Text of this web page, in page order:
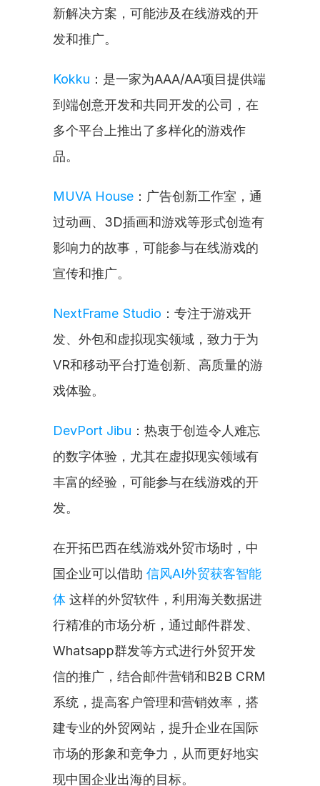
新解决方案，可能涉及在线游戏的开
发和推广。
Kokku ：是一家为AAA/AA项目提供端
到端创意开发和共同开发的公司，在
多个平台上推出了多样化的游戏作
品。
MUVA House ：广告创新工作室，通
过动画、3D插画和游戏等形式创造有
影响力的故事，可能参与在线游戏的
宣传和推广。
NextFrame Studio ：专注于游戏开
发、外包和虚拟现实领域，致力于为
VR和移动平台打造创新、高质量的游
戏体验。
DevPort Jibu ：热衷于创造令人难忘
的数字体验，尤其在虚拟现实领域有
丰富的经验，可能参与在线游戏的开
发。
在开拓巴西在线游戏外贸市场时，中
国企业可以借助 信风AI外贸获客智能
体 这样的外贸软件，利用海关数据进
行精准的市场分析，通过邮件群发、
Whatsapp群发等方式进行外贸开发
信的推广，结合邮件营销和B2B CRM
系统，提高客户管理和营销效率，搭
建专业的外贸网站，提升企业在国际
市场的形象和竞争力，从而更好地实
现中国企业出海的目标。